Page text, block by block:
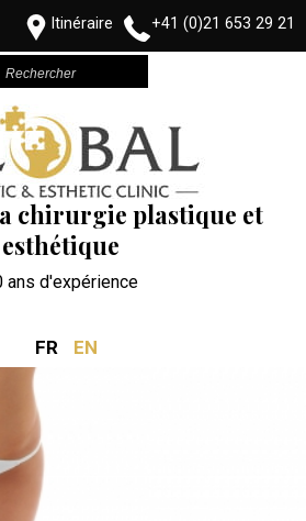
+41 (0)21 653 29 21
Itinéraire
chirurgie plastique et
esthétique
ans d'expérience
FR EN